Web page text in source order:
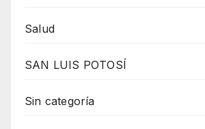
Salud
SAN LUIS POTOSÍ
Sin categoría